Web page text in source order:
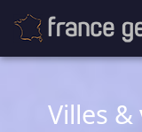
Villes &